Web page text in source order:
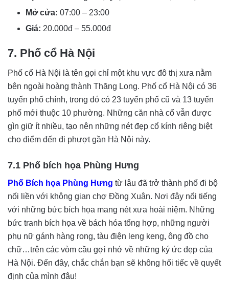
Mở cửa: 07:00 – 23:00
Giá: 20.000đ – 55.000đ
7. Phố cổ Hà Nội
Phố cổ Hà Nội là tên gọi chỉ một khu vực đô thị xưa nằm
bên ngoài hoàng thành Thăng Long. Phố cổ Hà Nội có 36
tuyến phố chính, trong đó có 23 tuyến phố cũ và 13 tuyến
phố mới thuộc 10 phường. Những căn nhà cổ vẫn được
gìn giữ ít nhiều, tạo nên những nét đẹp cổ kính riêng biệt
cho điểm đến đi phượt gần Hà Nội này.
7.1 Phố bích họa Phùng Hưng
Phố Bích họa Phùng Hưng từ lâu đã trở thành phố đi bộ
nối liền với không gian chợ Đồng Xuân. Nơi đây nổi tiếng
với những bức bích họa mang nét xưa hoài niệm. Những
bức tranh bích họa về bách hóa tổng hợp, những người
phụ nữ gánh hàng rong, tàu điện leng keng, ông đồ cho
chữ…trên các vòm cầu gợi nhớ về những ký ức đẹp của
Hà Nội. Đến đây, chắc chắn bạn sẽ không hối tiếc về quyết
định của mình đâu!